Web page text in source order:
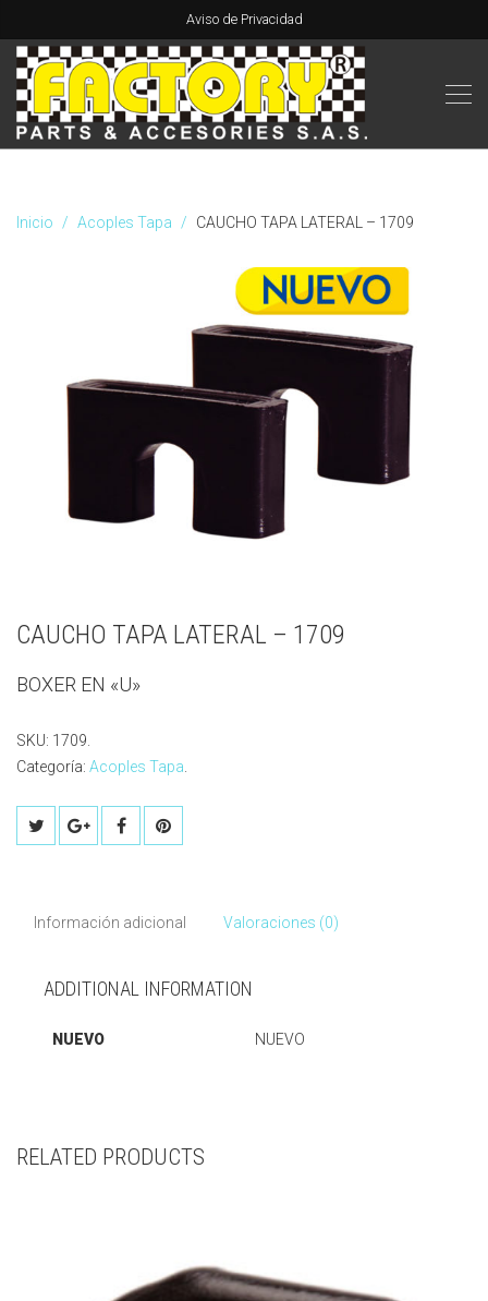
Aviso de Privacidad
Inicio Acoples Tapa CAUCHO TAPA LATERAL – 1709
CAUCHO TAPA LATERAL – 1709
BOXER EN «U»
SKU: 1709
Categoría: Acoples Tapa
Información adicional Valoraciones (0)
ADDITIONAL INFORMATION
NUEVO NUEVO
RELATED PRODUCTS